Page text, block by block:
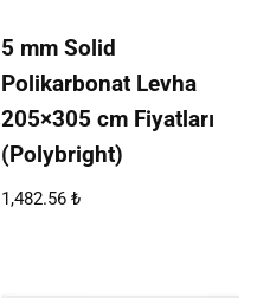
5 mm Solid
Polikarbonat Levha
205×305 cm Fiyatları
(Polybright)
1,482.56₺